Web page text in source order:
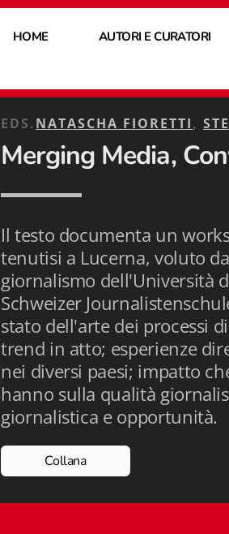
HOME AUTORI E CURATORI
EDS.NATASCHA FIORETTI,
Merging Media,
Il testo documenta un
tenutisi a Lucerna, voluto
giornalismo dell'Università
Schweizer
stato dell'arte dei processi
trend in atto; esperienze
nei diversi paesi; impatto
hanno sulla qualità
giornalistica e opportunità.
Collana